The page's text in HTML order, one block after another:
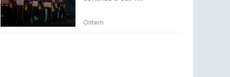
Betclic renova parceria com a RTP Arena para
a época 2026/27
Ontem